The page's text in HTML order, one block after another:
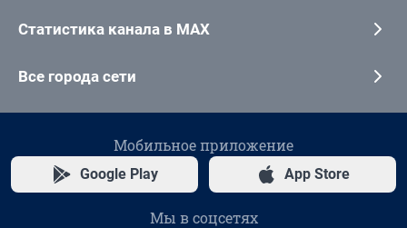
Статистика канала в MAX
Все города сети
Мобильное приложение
Google Play App Store
Мы в соцсетях